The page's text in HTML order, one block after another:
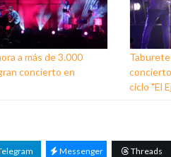
a más de 3.000
concierto en
ciclo "El
Messenger Threads